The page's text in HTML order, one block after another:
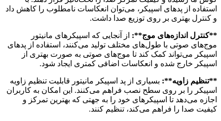
استفاده از پد‌های اسپیکر، می‌توان انعکاسات نامطلوب را کاهش داد
و کنترل بهتری بر روی توزیع صدا داشت.
**کنترل اندازه‌های موج**: از آنجایی که اسپیکر‌های مانیتور
موج‌های صوتی با طول‌های مختلف تولید می‌کنند، استفاده از پد‌های
اسپیکر می‌تواند کمک کند تا موج‌های صوتی به صورت بهتری از
اسپیکر خارج شده و انعکاسات اضافی کمتری ایجاد شود.
**تنظیم زاویه**: بسیاری از پد اسپیکر مانیتور قابلیت تنظیم زاویه
اسپیکر را بر روی سطح نصب فراهم می‌کنند. این امکان به کاربران
اجازه می‌دهد تا اسپیکرهای خود را به جهتی که بهترین تمرکز و
کیفیت صدا را فراهم می‌کند، تنظیم کنند.